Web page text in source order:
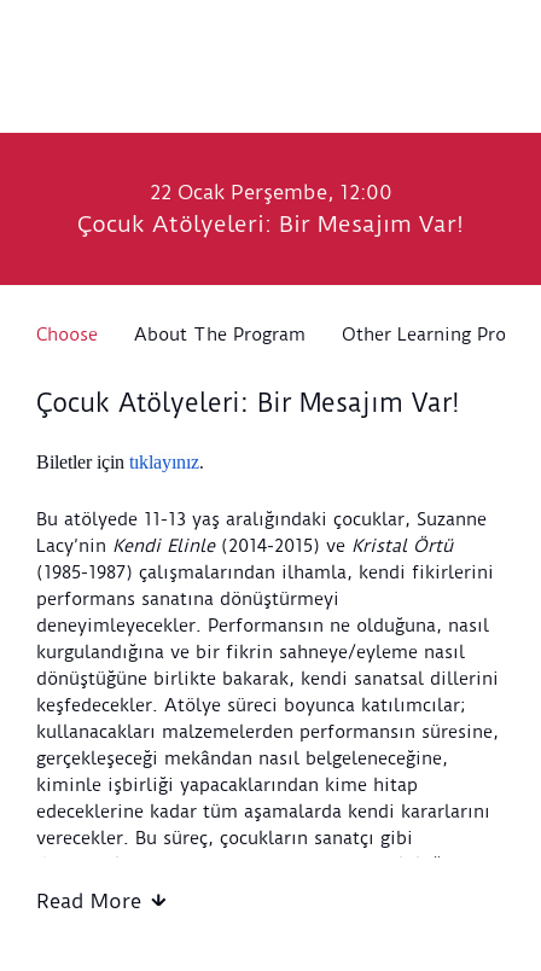
22 Ocak Perşembe, 12:00
Çocuk Atölyeleri: Bir Mesajım Var!
Choose About The Program Other Learning
Çocuk Atölyeleri: Bir Mesajım Var!
Biletler için tıklayınız.
Bu atölyede 11-13 yaş aralığındaki çocuklar, Suzanne
Lacy’nin Kendi Elinle(2014-2015) ve Kristal Örtü
(1985-1987) çalışmalarından ilhamla, kendi fikirlerini
performans sanatına dönüştürmeyi
deneyimleyecekler. Performansın ne olduğuna, nasıl
kurgulandığına ve bir fikrin sahneye/eyleme nasıl
dönüştüğüne birlikte bakarak, kendi sanatsal dillerini
keşfedecekler. Atölye süreci boyunca katılımcılar;
kullanacakları malzemelerden performansın süresine,
gerçekleşeceği mekândan nasıl belgeleneceğine,
kiminle işbirliği yapacaklarından kime hitap
edeceklerine kadar tüm aşamalarda kendi kararlarını
verecekler. Bu süreç, çocukların sanatçı gibi
düşünmelerine ve üretim sürecinin sorumluluğunu
üstlenmelerine alan açacak. Atölyenin sonunda ise
Read More